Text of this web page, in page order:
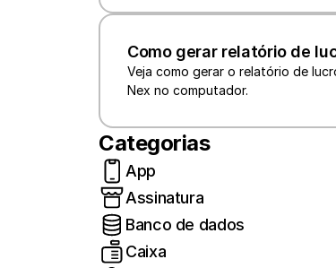
Como gerar relatório de
Veja como gerar o relatório de
Nex no computador.
Categorias
App
Assinatura
Banco de dados
Caixa